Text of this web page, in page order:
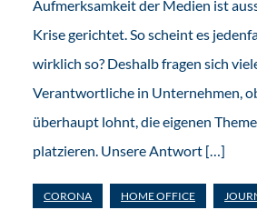
Aufmerksamkeit der Medien ist
Krise gerichtet. So scheint es
wirklich so? Deshalb fragen sich
Verantwortliche in Unternehmen,
überhaupt lohnt, die eigenen
platzieren. Unsere Antwort […]
CORONA HOME OFFICE